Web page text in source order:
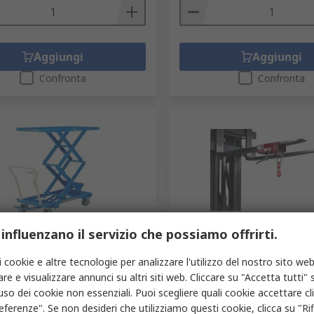
Aggiungi
Confronta
Aggiungi
Confronta
dal produttore
portata 300 kg
717-756
855007755
In magazzino
portata max 0.6 t, peso
Codice RS 220-126
Codice costruttore 842007224
il servizio che possiamo offrirti.
cookie e altre tecnologie per analizzare l'utilizzo del nostro sito
e visualizzare annunci su altri siti web. Cliccare su "Accetta tutti"
dei cookie non essenziali. Puoi scegliere quali cookie accettare
Se non desideri che utilizziamo questi cookie, clicca su